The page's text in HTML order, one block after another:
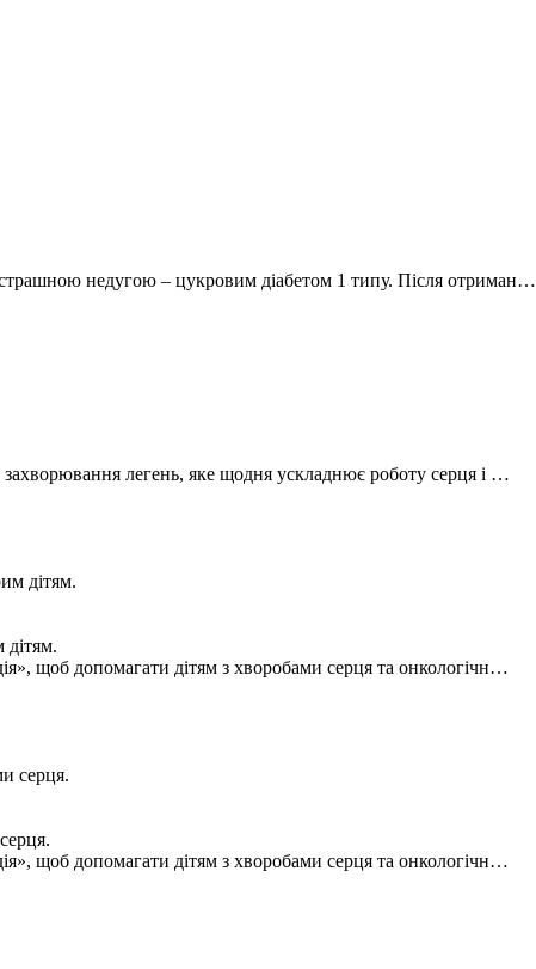
недугою – цукровим діабетом 1 типу. Після отриман…
захворювання легень, яке щодня ускладнює роботу серця і …
щоб допомагати дітям з хворобами серця та онкологічн…
щоб допомагати дітям з хворобами серця та онкологічн…